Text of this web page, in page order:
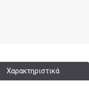
Χαρακτηριστικά